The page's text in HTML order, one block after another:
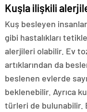
Kuşla ilişkili
Kuş besleyen
gibi hastalıkları
alerjileri olabilir. Ev
artıklarından da
beslenen evlerde
beklenebilir. Ayrıca
türleri de bulunabilir.